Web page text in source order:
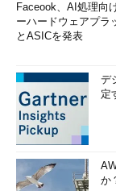
Faceook、AI処理向
ーハードウェアプラ
とASICを発表
デ
定
か